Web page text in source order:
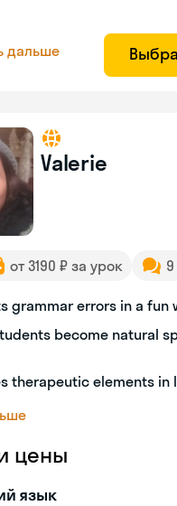
дальше
Valerie
от 3190 ₽ за урок
grammar errors in a fun
become natural
therapeutic elements in
цены
язык